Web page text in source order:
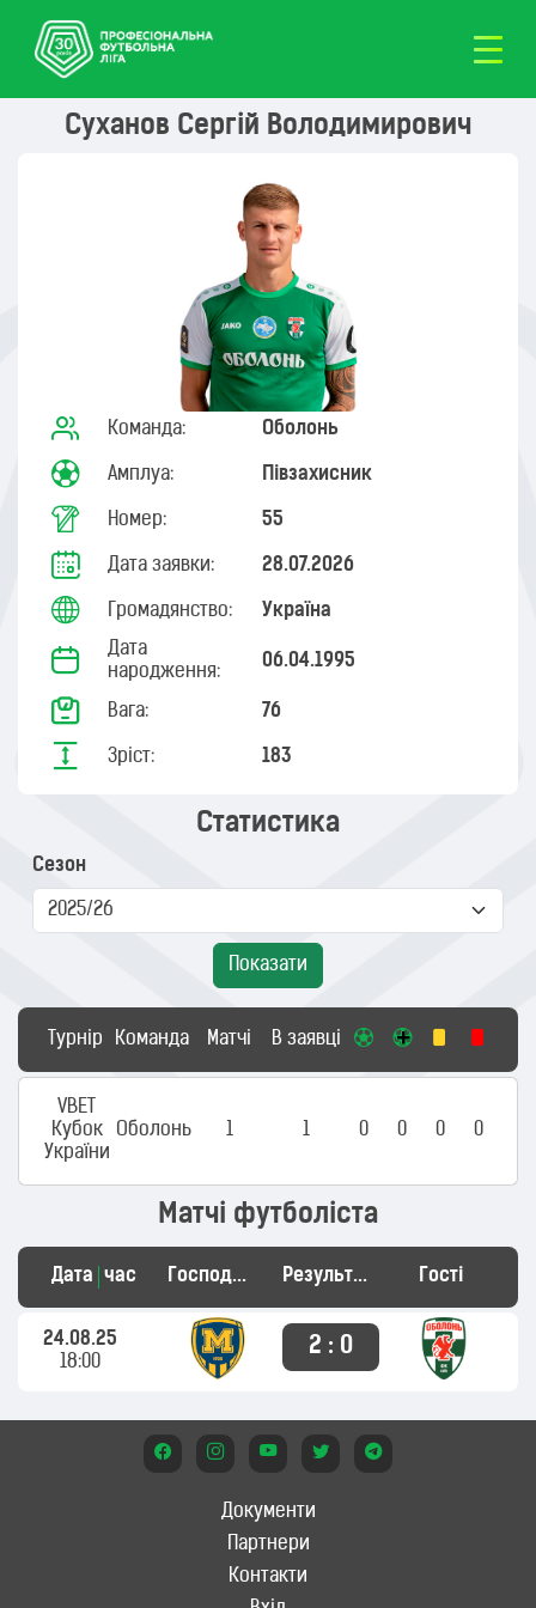
Суханов Сергій Володимирович
Команда: Оболонь
Амплуа: Півзахисник
Номер: 55
Дата заявки: 28.07.2026
Громадянство: Україна
Дата
народження:
06.04.1995
Вага: 76
Зріст: 183
Статистика
Сезон
Показати
Турнір Команда Матчі В заявці
VBET
Кубок
України
Оболонь 1 1 0 0 0 0
Матчі футболіста
Дата час Господарі Результат Гості
24.08.25
18:00
2 : 0
Документи
Партнери
Контакти